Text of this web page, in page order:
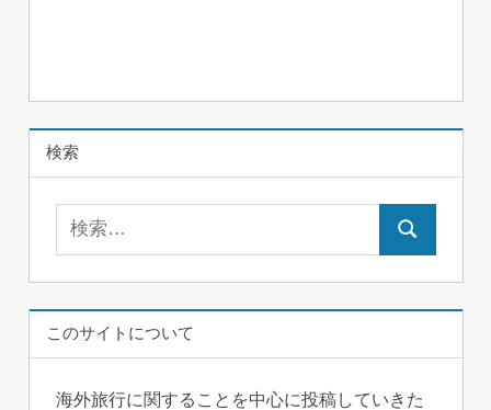
検索
検
このサイトについて
海外旅行に関することを中心に投稿していきた